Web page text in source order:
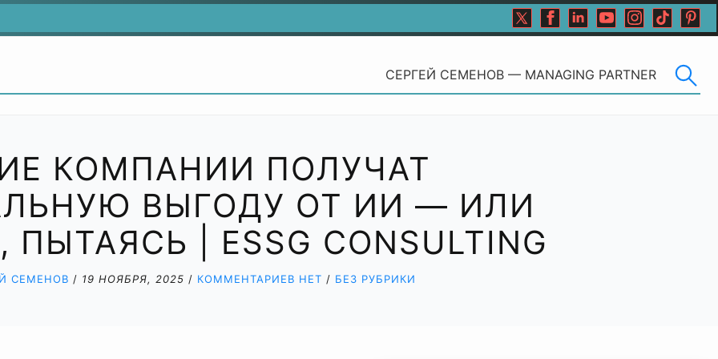
СЕРГЕЙ СЕМЕНОВ — MANAGING PARTNER
КОМПАНИИ ПОЛУЧАТ
ВЫГОДУ ОТ ИИ — ИЛИ
| ESSG CONSULTING
СЕМЕНОВ / 19 НОЯБРЯ, 2025 / КОММЕНТАРИЕВ НЕТ / БЕЗ РУБРИКИ